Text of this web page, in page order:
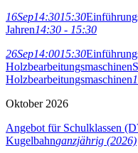
16Sep14:3015:30
Jahren14:30 - 15:30
26Sep14:0015:30
Holzbearbeitungsmaschinen
Holzbearbeitungsmaschinen
Oktober 2026
Angebot für Schulklassen
Kugelbahnganzjährig (2026)